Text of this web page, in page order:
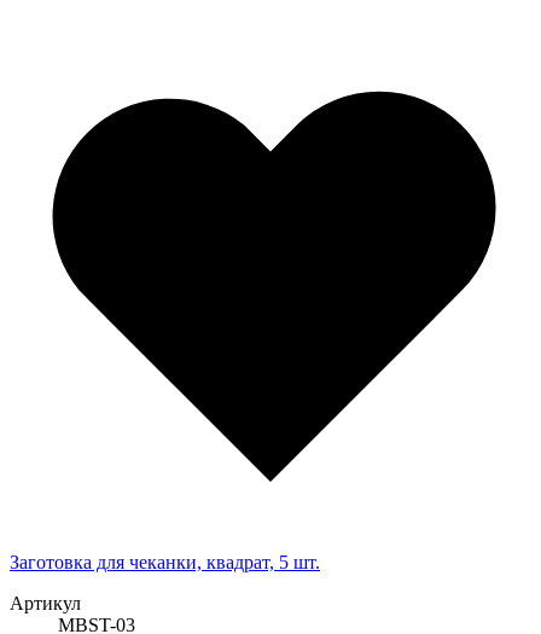
Заготовка для чеканки, квадрат, 5 шт.
Артикул
MBST-03